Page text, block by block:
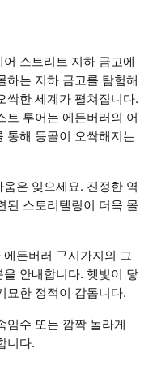
스트리트 지하 금고에
하는 지하 금고를 탐험해
싹한 세계가 펼쳐집니다.
트 투어는 에든버러의 어
통해 등골이 오싹해지는
은 잊으세요. 진정한 역
된 스토리텔링이 더욱 몰
든버러 구시가지의 그
안내합니다. 햇빛이 닿
묘한 정적이 감돕니다.
임수 또는 깜짝 놀라게
니다.